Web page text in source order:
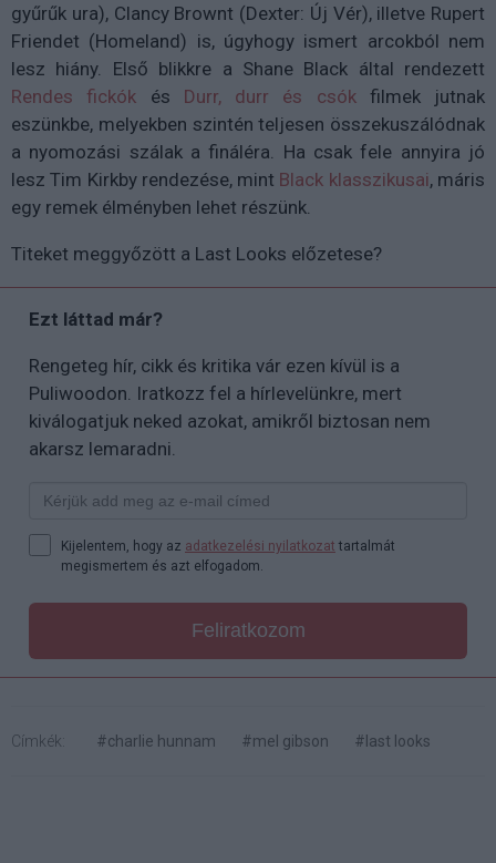
gyűrűk ura), Clancy Brownt (Dexter: Új Vér), illetve Rupert
Friendet (Homeland) is, úgyhogy ismert arcokból nem
lesz hiány. Első blikkre a Shane Black által rendezett
Rendes fickók és Durr, durr és csókfilmek jutnak
eszünkbe, melyekben szintén teljesen összekuszálódnak
a nyomozási szálak a fináléra. Ha csak fele annyira jó
lesz Tim Kirkby rendezése, mint Black klasszikusai, máris
egy remek élményben lehet részünk.
Titeket meggyőzött a Last Looks előzetese?
Ezt láttad már?
Rengeteg hír, cikk és kritika vár ezen kívül is a
Puliwoodon. Iratkozz fel a hírlevelünkre, mert
kiválogatjuk neked azokat, amikről biztosan nem
akarsz lemaradni.
Kijelentem, hogy az adatkezelési nyilatkozat tartalmát
megismertem és azt elfogadom.
Feliratkozom
Címkék: #charlie hunnam #mel gibson #last looks